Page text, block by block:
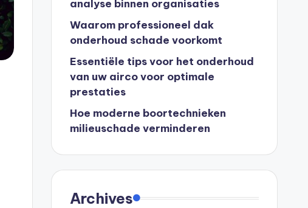
analyse binnen organisaties
Waarom professioneel dak
onderhoud schade voorkomt
Essentiële tips voor het onderhoud
van uw airco voor optimale
prestaties
Hoe moderne boortechnieken
milieuschade verminderen
Archives